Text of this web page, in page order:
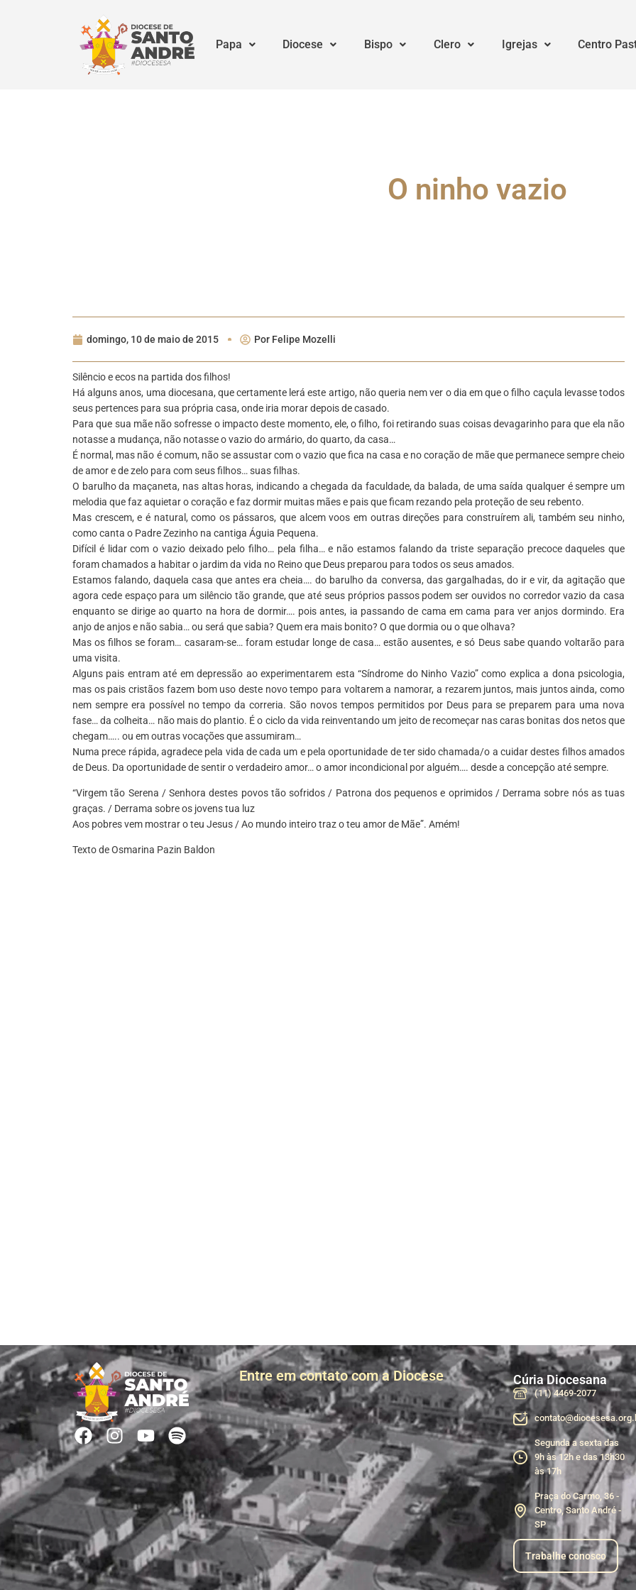
Papa Diocese Bispo Clero Igrejas Centro
O ninho vazio
domingo, 10 de maio de 2015 Por Felipe Mozelli
Silêncio e ecos na partida dos filhos!
Há alguns anos, uma diocesana, que certamente lerá este artigo, não queria nem ver o dia em que o filho caçula levasse todos
seus pertences para sua própria casa, onde iria morar depois de casado.
Para que sua mãe não sofresse o impacto deste momento, ele, o filho, foi retirando suas coisas devagarinho para que ela não
notasse a mudança, não notasse o vazio do armário, do quarto, da casa…
É normal, mas não é comum, não se assustar com o vazio que fica na casa e no coração de mãe que permanece sempre cheio
de amor e de zelo para com seus filhos… suas filhas.
O barulho da maçaneta, nas altas horas, indicando a chegada da faculdade, da balada, de uma saída qualquer é sempre um
melodia que faz aquietar o coração e faz dormir muitas mães e pais que ficam rezando pela proteção de seu rebento.
Mas crescem, e é natural, como os pássaros, que alcem voos em outras direções para construírem ali, também seu ninho,
como canta o Padre Zezinho na cantiga Águia Pequena.
Difícil é lidar com o vazio deixado pelo filho… pela filha… e não estamos falando da triste separação precoce daqueles que
foram chamados a habitar o jardim da vida no Reino que Deus preparou para todos os seus amados.
Estamos falando, daquela casa que antes era cheia…. do barulho da conversa, das gargalhadas, do ir e vir, da agitação que
agora cede espaço para um silêncio tão grande, que até seus próprios passos podem ser ouvidos no corredor vazio da casa
enquanto se dirige ao quarto na hora de dormir…. pois antes, ia passando de cama em cama para ver anjos dormindo. Era
anjo de anjos e não sabia… ou será que sabia? Quem era mais bonito? O que dormia ou o que olhava?
Mas os filhos se foram… casaram-se… foram estudar longe de casa… estão ausentes, e só Deus sabe quando voltarão para
uma visita.
Alguns pais entram até em depressão ao experimentarem esta “Síndrome do Ninho Vazio” como explica a dona psicologia,
mas os pais cristãos fazem bom uso deste novo tempo para voltarem a namorar, a rezarem juntos, mais juntos ainda, como
nem sempre era possível no tempo da correria. São novos tempos permitidos por Deus para se preparem para uma nova
fase… da colheita… não mais do plantio. É o ciclo da vida reinventando um jeito de recomeçar nas caras bonitas dos netos que
chegam….. ou em outras vocações que assumiram…
Numa prece rápida, agradece pela vida de cada um e pela oportunidade de ter sido chamada/o a cuidar destes filhos amados
de Deus. Da oportunidade de sentir o verdadeiro amor… o amor incondicional por alguém…. desde a concepção até sempre.
“Virgem tão Serena / Senhora destes povos tão sofridos / Patrona dos pequenos e oprimidos / Derrama sobre nós as tuas
graças. / Derrama sobre os jovens tua luz
Aos pobres vem mostrar o teu Jesus / Ao mundo inteiro traz o teu amor de Mãe”. Amém!
Texto de Osmarina Pazin Baldon
Entre em contato com a Diocese Cúria Diocesana
(11) 4469-2077
Segunda a sexta das
9h às 12h e das 13h30
às 17h
Praça do Carmo, 36 -
Centro, Santo André -
SP
Trabalhe conosco